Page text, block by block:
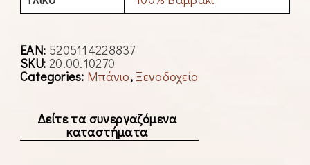
EAN: 5205114228837
SKU: 20.00.10270
Categories: Μπάνιο, Ξενοδοχείο
Δείτε τα συνεργαζόμενα
καταστήματα